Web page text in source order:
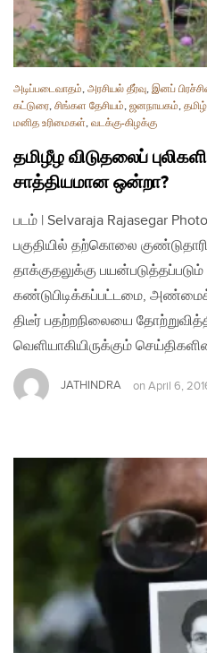
அடிப்படைவாதம், அரசியல் தீர்வு, இனப்
கட்டுரை, சிங்கள தேசியம், ஜனநாயகம்,
மனித உரிமைகள், வடக்கு-கிழக்கு
தமிழீழ விடுதலைப்
சாத்தியமான ஒன்றா?
படம் | Selvaraja Rajasegar
பகுதியில் தற்கொலை
தாக்குதலுக்கு
கண்டுபிடிக்கப்பட்டமை,
திடீர் பதற்றநிலையை
வெளியாகியிருக்கும்
JATHINDRA on April 6,